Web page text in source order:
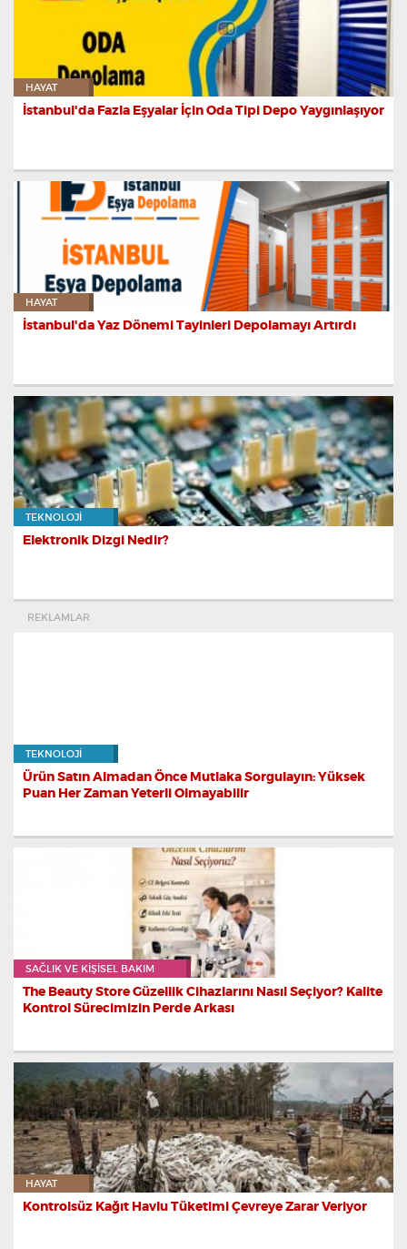
HAYAT
İstanbul'da Fazla Eşyalar İçin Oda Tipi Depo Yaygınlaşıyor
HAYAT
İstanbul'da Yaz Dönemi Tayinleri Depolamayı Artırdı
TEKNOLOJI
Elektronik Dizgi Nedir?
REKLAMLAR
TEKNOLOJI
Ürün Satın Almadan Önce Mutlaka Sorgulayın: Yüksek
Puan Her Zaman Yeterli Olmayabilir
SAĞLIK VE KIŞISEL BAKIM
The Beauty Store Güzellik Cihazlarını Nasıl Seçiyor? Kalite
Kontrol Sürecimizin Perde Arkası
HAYAT
Kontrolsüz Kağıt Havlu Tüketimi Çevreye Zarar Veriyor